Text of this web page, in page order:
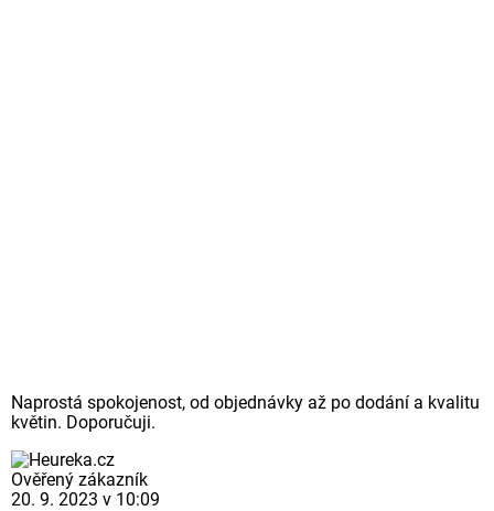
Naprostá spokojenost, od objednávky až po dodání a kvalitu
květin. Doporučuji.
Ověřený zákazník
20. 9. 2023 v 10:09